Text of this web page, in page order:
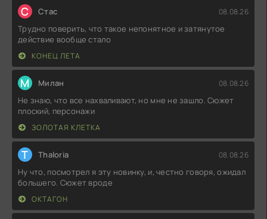
С Стас 08.08.26
Трудно поверить, что такое непонятное и затянутое
действие вообще стало
КОНЕЦ ЛЕТА
М Милан 08.08.26
Не знаю, что все нахваливают, но мне не зашло. Сюжет
плоский, персонажи
ЗОЛОТАЯ КЛЕТКА
T Thaloria 08.08.26
Ну что, посмотрел я эту новинку, и, честно говоря, ожидал
большего. Сюжет вроде
ОКТАГОН